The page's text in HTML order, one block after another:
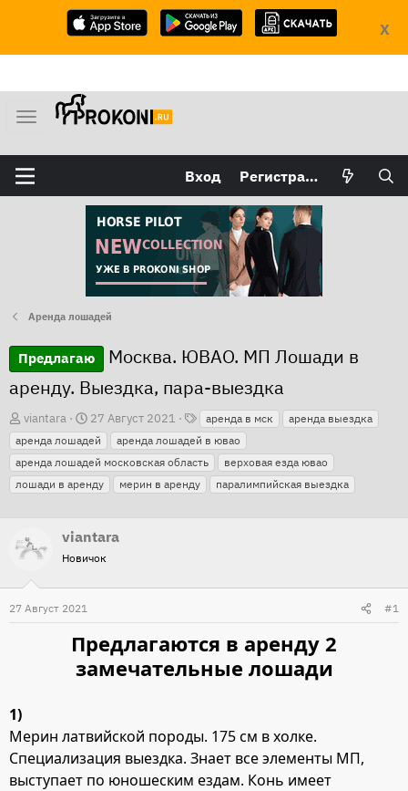
X
М
н
ю
Вход Регистрация
Аренда лошадей
Предлагаю
Москва. ЮВАО. МП Лошади в
аренду. Выездка, пара-выездка
А
в
т
о
е
ы
viantara
Д
а
т
а
л
27 Август 2021
Т
е
г
и
аренда в мск
аренда выездка
аренда лошадей
аренда лошадей в ювао
аренда лошадей московская область
верховая езда ювао
лошади в аренду
мерин в аренду паралимпийская выездка
viantara
Новичок
27 Август 2021 #1
Предлагаются в аренду 2
замечательные лошади
1)
Мерин латвийской породы. 175 см в холке.
Специализация выездка. Знает все элементы МП,
выступает по юношеским ездам. Конь имеет